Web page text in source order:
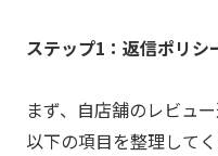
ステップ1：返信ポリシ
まず、自店舗のレビュ
以下の項目を整理してく